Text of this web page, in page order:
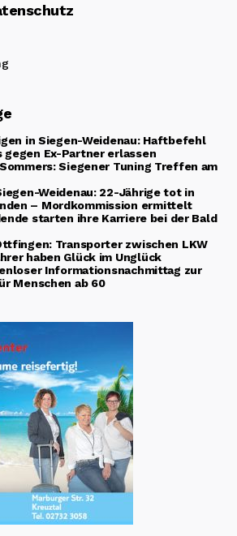
in Siegen-Weidenau: Haftbefehl
Ex-Partner erlassen
Siegener Tuning Treffen am
Weidenau: 22-Jährige tot in
– Mordkommission ermittelt
starten ihre Karriere bei der Bald
Transporter zwischen LKW
haben Glück im Unglück
Informationsnachmittag zur
Menschen ab 60